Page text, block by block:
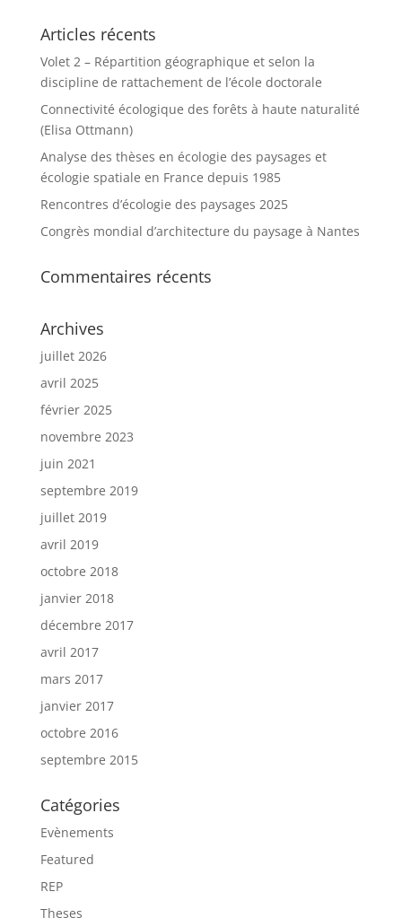
Articles récents
Volet 2 – Répartition géographique et selon la
discipline de rattachement de l’école doctorale
Connectivité écologique des forêts à haute naturalité
(Elisa Ottmann)
Analyse des thèses en écologie des paysages et
écologie spatiale en France depuis 1985
Rencontres d’écologie des paysages 2025
Congrès mondial d’architecture du paysage à Nantes
Commentaires récents
Archives
juillet 2026
avril 2025
février 2025
novembre 2023
juin 2021
septembre 2019
juillet 2019
avril 2019
octobre 2018
janvier 2018
décembre 2017
avril 2017
mars 2017
janvier 2017
octobre 2016
septembre 2015
Catégories
Evènements
Featured
REP
Theses